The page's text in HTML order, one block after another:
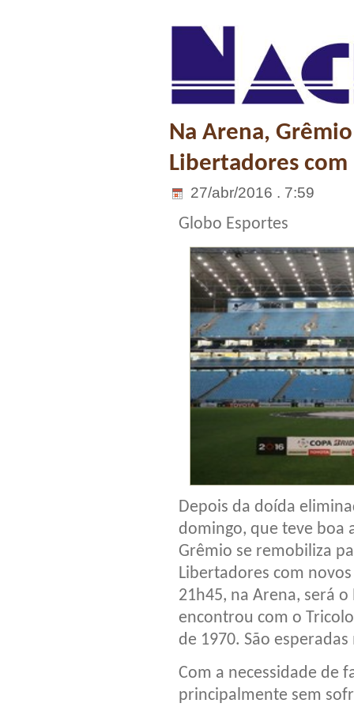
Na Arena,
Libertadores com
27/abr/2016 . 7:59
Globo Esportes
Depois da doída
domingo, que teve boa
Grêmio se remobiliza
Libertadores com
21h45, na Arena, será
encontrou com o
de 1970. São
Com a necessidade de
principalmente sem